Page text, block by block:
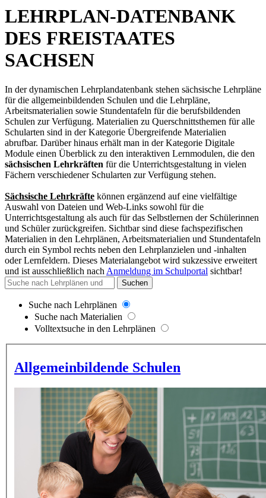
LEHRPLAN-DATENBANK
DES FREISTAATES
SACHSEN
In der dynamischen Lehrplandatenbank stehen sächsische Lehrpläne
für die allgemeinbildenden Schulen und die Lehrpläne,
Arbeitsmaterialien sowie Stundentafeln für die berufsbildenden
Schulen zur Verfügung. Materialien zu Querschnittsthemen für alle
Schularten sind in der Kategorie Übergreifende Materialien
abrufbar. Darüber hinaus erhält man in der Kategorie Digitale
Module einen Überblick zu den interaktiven Lernmodulen, die den
sächsischen Lehrkräften für die Unterrichtsgestaltung in vielen
Fächern verschiedener Schularten zur Verfügung stehen.
Sächsische Lehrkräfte können ergänzend auf eine vielfältige
Auswahl von Dateien und Web-Links sowohl für die
Unterrichtsgestaltung als auch für das Selbstlernen der Schülerinnen
und Schüler zurückgreifen. Sichtbar sind diese fachspezifischen
Materialien in den Lehrplänen, Arbeitsmaterialien und Stundentafeln
durch ein Symbol rechts neben den Lehrplanzielen und -inhalten
oder Lernfeldern. Dieses Materialangebot wird sukzessive erweitert
und ist ausschließlich nach Anmeldung im Schulportal sichtbar!
Suchen
Suche nach Lehrplänen
Suche nach Materialien
Volltextsuche in den Lehrplänen
Allgemeinbildende Schulen